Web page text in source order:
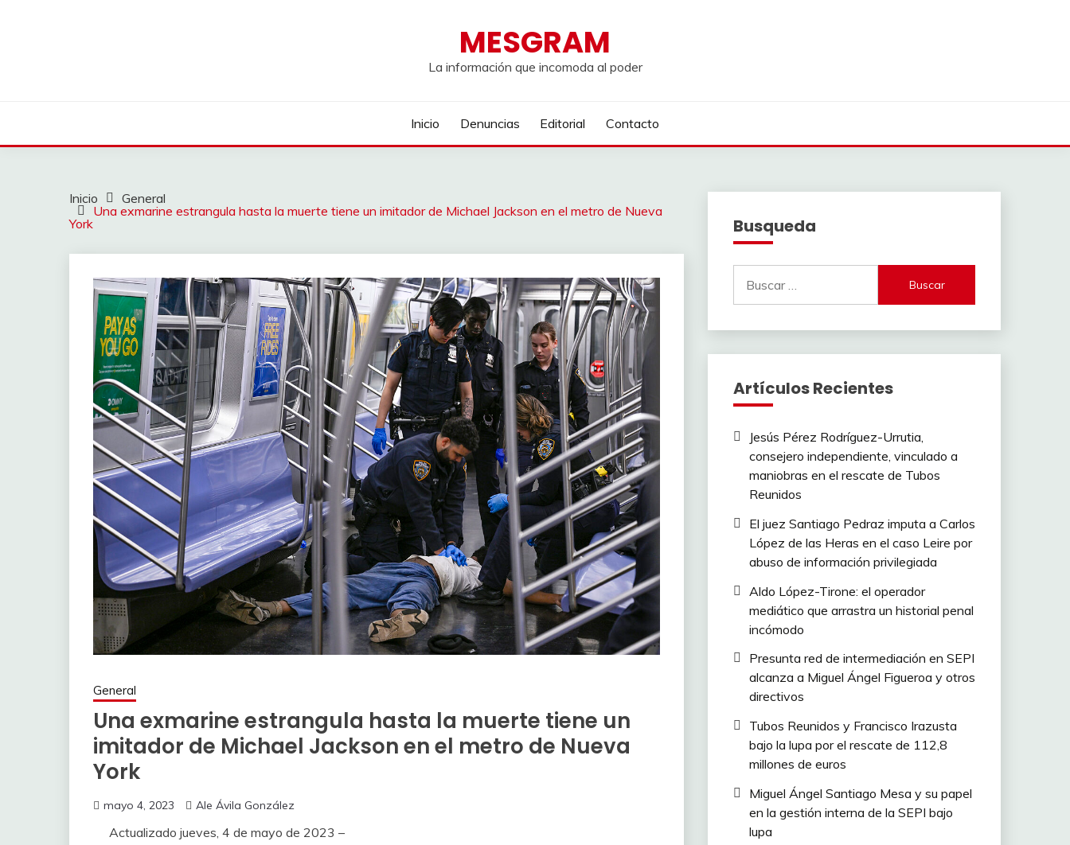
MESGRAM
La información que incomoda al poder
Inicio Denuncias Editorial Contacto
Inicio
General
Una exmarine estrangula hasta la muerte tiene un imitador de Michael Jackson en el metro de Nueva
York
General
Una exmarine estrangula hasta la muerte tiene un
imitador de Michael Jackson en el metro de Nueva
York
mayo 4, 2023 Ale Ávila González
Actualizado jueves, 4 de mayo de 2023 –
Busqueda
Artículos Recientes
Jesús Pérez Rodríguez-Urrutia,
consejero independiente, vinculado a
maniobras en el rescate de Tubos
Reunidos
El juez Santiago Pedraz imputa a Carlos
López de las Heras en el caso Leire por
abuso de información privilegiada
Aldo López-Tirone: el operador
mediático que arrastra un historial penal
incómodo
Presunta red de intermediación en SEPI
alcanza a Miguel Ángel Figueroa y otros
directivos
Tubos Reunidos y Francisco Irazusta
bajo la lupa por el rescate de 112,8
millones de euros
Miguel Ángel Santiago Mesa y su papel
en la gestión interna de la SEPI bajo
lupa